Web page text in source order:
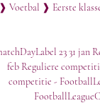
❱ Voetbal ❱ Eerste
23 31 jan
feb Reguliere
competitie -